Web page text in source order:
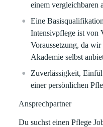
einem vergleichbaren
Eine
Intensivpflege ist von
Voraussetzung, da wir
Akademie selbst
Zuverlässigkeit,
einer persönlichen
Ansprechpartner
Du suchst einen Pflege